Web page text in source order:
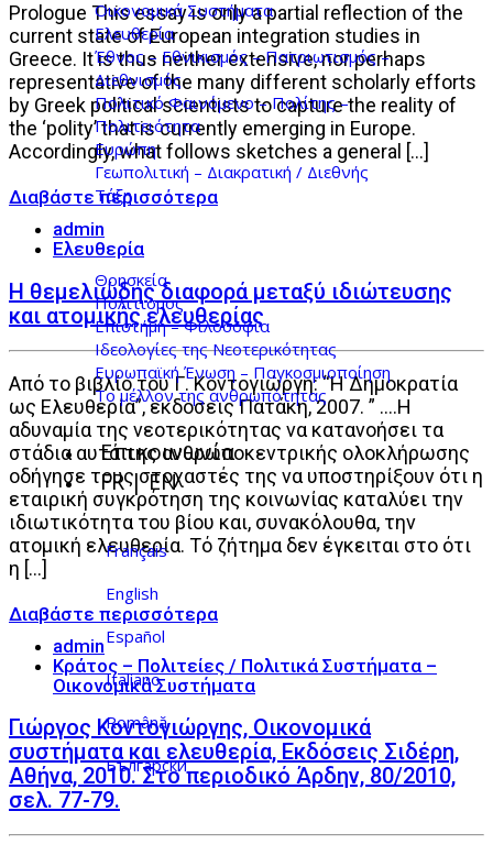
Οικονομικά Συστήματα
Ελευθερία
Έθνος – Εθνικισμός – Πατριωτισμός –
Διεθνισμός
Πολιτικό Φαινόμενο – Πολίτης –
Πολιτειότητα
Ευρώπη
Γεωπολιτική – Διακρατική / Διεθνής
Τάξη
Θρησκεία
Πολιτισμός
Επιστήμη – Φιλοσοφία
Ιδεολογίες της Νεοτερικότητας
Ευρωπαϊκή Ένωση – Παγκοσμιοποίηση
Το μέλλον της ανθρωπότητας
Επικοινωνία
FR | EN
Français
English
Español
Italiano
Română
Български
Prologue This essay is only a partial reflection of the
current state of European integration studies in
Greece. It is thus neither extensive, nor perhaps
representative of the many different scholarly efforts
by Greek political scientists to capture the reality of
the ‘polity’ that is currently emerging in Europe.
Accordingly, what follows sketches a general […]
admin
Ελευθερία
Η θεμελιώδης διαφορά μεταξύ ιδιώτευσης
και ατομικής ελευθερίας
Από το βιβλίο του Γ. Κοντογιώργη: “Η Δημοκρατία
ως Ελευθερία”, εκδόσεις Πατάκη, 2007. ” ….Η
αδυναμία της νεοτερικότητας να κατανοήσει τα
στάδια αυτά της ανθρωποκεντρικής ολοκλήρωσης
οδήγησε τους στοχαστές της να υποστηρίξουν ότι η
εταιρική συγκρότηση της κοινωνίας καταλύει την
ιδιωτικότητα του βίου και, συνακόλουθα, την
ατομική ελευθερία. Τό ζήτημα δεν έγκειται στο ότι
η […]
admin
Κράτος – Πολιτείες / Πολιτικά Συστήματα –
Οικονομικά Συστήματα
Γιώργος Κοντογιώργης, Οικονομικά
συστήματα και ελευθερία, Εκδόσεις Σιδέρη,
Αθήνα, 2010. Στο περιοδικό Άρδην, 80/2010,
σελ. 77-79.